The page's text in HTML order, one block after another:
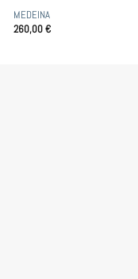
MEDEINA
260,00€